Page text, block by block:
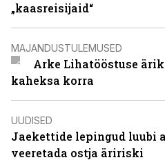
„kaasreisijaid“
MAJANDUSTULEMUSED
Arke Lihatööstuse
kaheksa korra
UUDISED
Jaekettide lepingud luubi
veeretada ostja äririski